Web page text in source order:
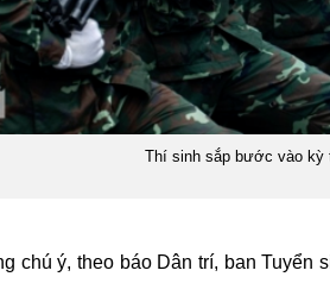
Thí sinh sắp bước vào kỳ
chú ý, theo báo Dân trí, ban Tuyển